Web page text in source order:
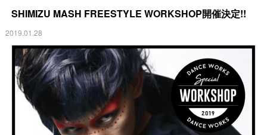
SHIMIZU MASH FREESTYLE WORKSHOP開催決定!!
2019.01.28